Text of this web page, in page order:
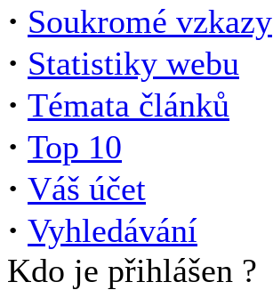
· Soukromé vzkazy
· Statistiky webu
· Témata článků
· Top 10
· Váš účet
· Vyhledávání
Kdo je přihlášen ?